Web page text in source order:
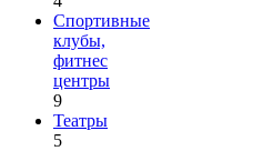
Спортивные
клубы,
фитнес
центры
9
Театры
5